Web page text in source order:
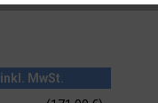
inkl. MwSt.